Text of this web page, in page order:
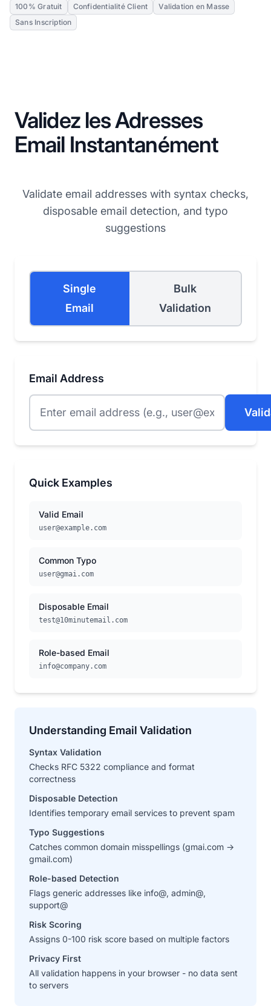
100% Gratuit Confidentialité Client
Validation en Masse
Sans Inscription
Validez les Adresses
Email Instantanément
Validate email addresses with syntax checks,
disposable email detection, and typo
suggestions
Single
Email
Bulk
Validation
Email Address
Quick Examples
Valid Email
user@example.com
Common Typo
user@gmai.com
Disposable Email
test@10minutemail.com
Role-based Email
info@company.com
Understanding Email Validation
Syntax Validation
Checks RFC 5322 compliance and format
correctness
Disposable Detection
Identifies temporary email services to prevent spam
Typo Suggestions
Catches common domain misspellings (gmai.com →
gmail.com)
Role-based Detection
Flags generic addresses like info@, admin@,
support@
Risk Scoring
Assigns 0-100 risk score based on multiple factors
Privacy First
All validation happens in your browser - no data sent
to servers